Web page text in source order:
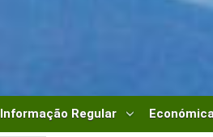
Informação Regular